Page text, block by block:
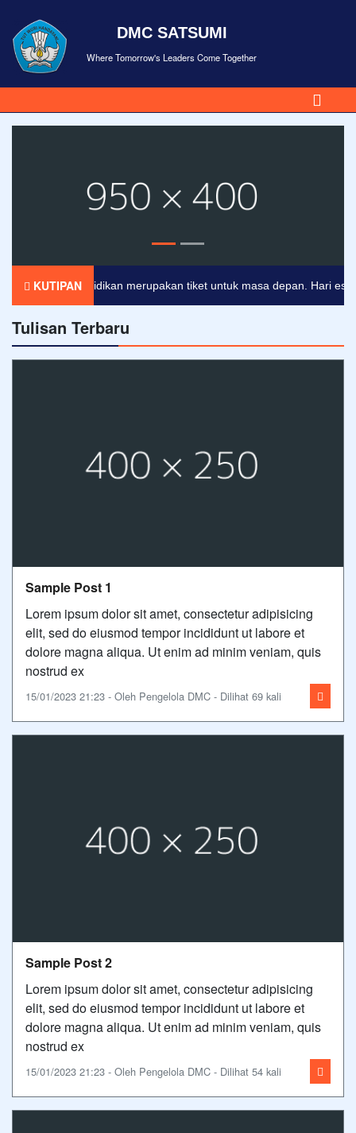
DMC SATSUMI
Where Tomorrow's Leaders Come Together
KUTIPAN
Pendidikan merupakan tiket untuk masa depan. Hari esok
Tulisan Terbaru
Sample Post 1
Lorem ipsum dolor sit amet, consectetur adipisicing
elit, sed do eiusmod tempor incididunt ut labore et
dolore magna aliqua. Ut enim ad minim veniam, quis
nostrud ex
15/01/2023 21:23 - Oleh Pengelola DMC - Dilihat 69 kali
Sample Post 2
Lorem ipsum dolor sit amet, consectetur adipisicing
elit, sed do eiusmod tempor incididunt ut labore et
dolore magna aliqua. Ut enim ad minim veniam, quis
nostrud ex
15/01/2023 21:23 - Oleh Pengelola DMC - Dilihat 54 kali